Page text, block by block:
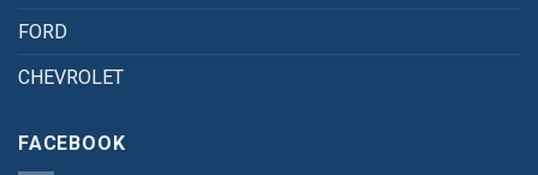
FORD
CHEVROLET
FACEBOOK